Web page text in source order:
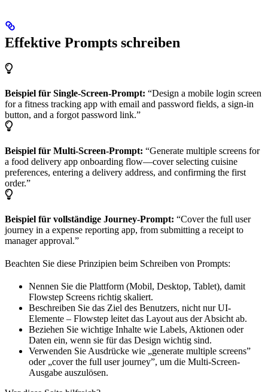
Effektive Prompts schreiben
Beispiel für Single-Screen-Prompt: “Design a mobile login screen
for a fitness tracking app with email and password fields, a sign-in
button, and a forgot password link.”
Beispiel für Multi-Screen-Prompt: “Generate multiple screens for
a food delivery app onboarding flow—cover selecting cuisine
preferences, entering a delivery address, and confirming the first
order.”
Beispiel für vollständige Journey-Prompt: “Cover the full user
journey in a expense reporting app, from submitting a receipt to
manager approval.”
Beachten Sie diese Prinzipien beim Schreiben von Prompts:
Nennen Sie die Plattform (Mobil, Desktop, Tablet), damit
Flowstep Screens richtig skaliert.
Beschreiben Sie das Ziel des Benutzers, nicht nur UI-
Elemente – Flowstep leitet das Layout aus der Absicht ab.
Beziehen Sie wichtige Inhalte wie Labels, Aktionen oder
Daten ein, wenn sie für das Design wichtig sind.
Verwenden Sie Ausdrücke wie „generate multiple screens”
oder „cover the full user journey”, um die Multi-Screen-
Ausgabe auszulösen.